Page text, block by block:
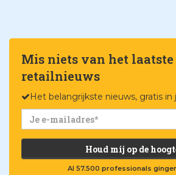
Mis niets van het laatste
retailnieuws
Het belangrijkste nieuws, gratis in
Houd mij op de
Al 57.500 professionals